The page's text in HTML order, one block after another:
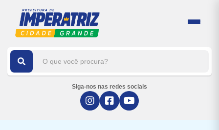
Siga-nos nas redes sociais